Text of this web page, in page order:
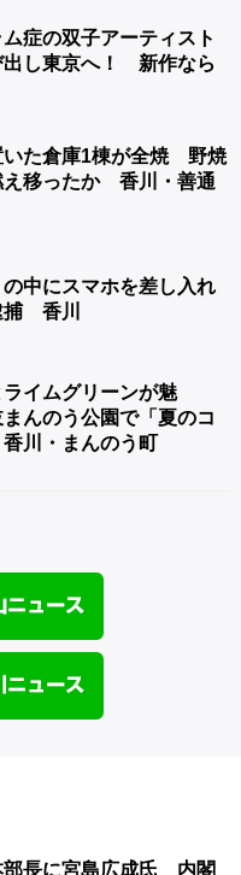
症の双子アーティスト
出し東京へ！ 新作なら
いた倉庫1棟が全焼 野焼
え移ったか 香川・善通
中にスマホを差し入れ
香川
イムグリーンが魅
んのう公園で「夏のコ
川・まんのう町
部長に宮島広成氏 内閣